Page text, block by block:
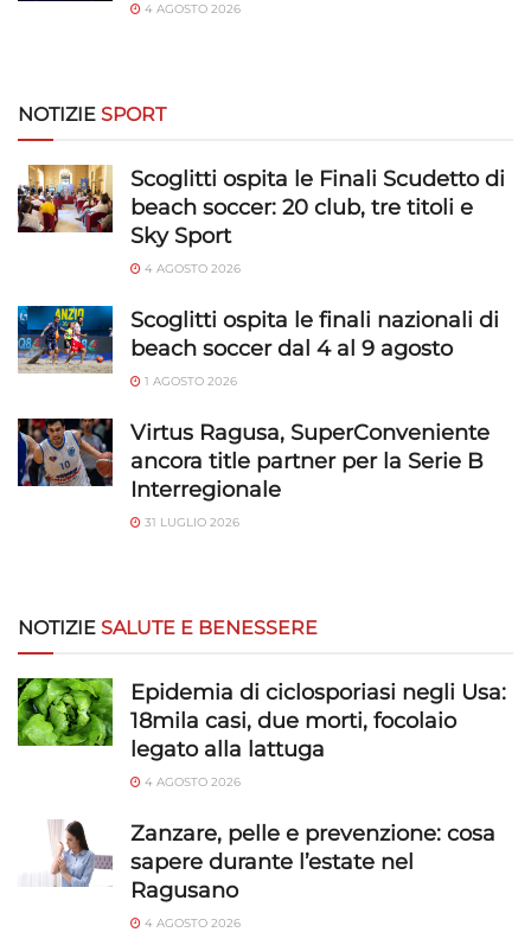
4 AGOSTO 2026
NOTIZIE SPORT
Scoglitti ospita le Finali Scudetto di
beach soccer: 20 club, tre titoli e
Sky Sport
4 AGOSTO 2026
Scoglitti ospita le finali nazionali di
beach soccer dal 4 al 9 agosto
1 AGOSTO 2026
Virtus Ragusa, SuperConveniente
ancora title partner per la Serie B
Interregionale
31 LUGLIO 2026
NOTIZIE SALUTE E BENESSERE
Epidemia di ciclosporiasi negli Usa:
18mila casi, due morti, focolaio
legato alla lattuga
4 AGOSTO 2026
Zanzare, pelle e prevenzione: cosa
sapere durante l’estate nel
Ragusano
4 AGOSTO 2026